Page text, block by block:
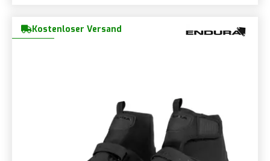
Kostenloser Versand